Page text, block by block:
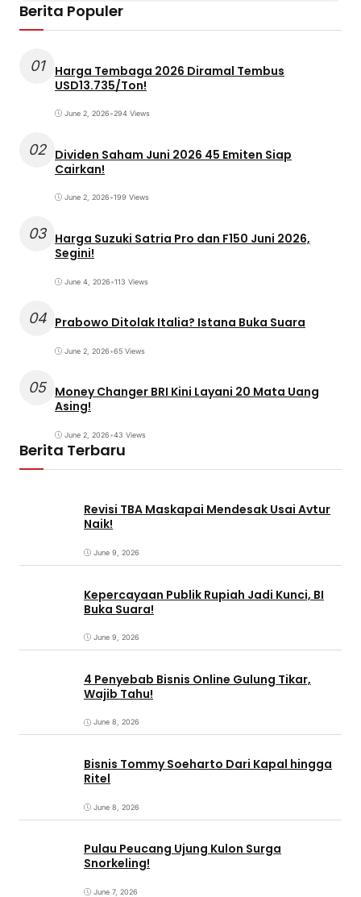
Berita Populer
01
Harga Tembaga 2026 Diramal Tembus
USD13.735/Ton!
June 2, 2026•294 Views
02 Dividen Saham Juni 2026 45 Emiten Siap
Cairkan!
June 2, 2026•199 Views
03 Harga Suzuki Satria Pro dan F150 Juni 2026,
Segini!
June 4, 2026•113 Views
04 Prabowo Ditolak Italia? Istana Buka Suara
June 2, 2026•65 Views
05 Money Changer BRI Kini Layani 20 Mata Uang
Asing!
June 2, 2026•43 Views
Berita Terbaru
Revisi TBA Maskapai Mendesak Usai Avtur
Naik!
June 9, 2026
Kepercayaan Publik Rupiah Jadi Kunci, BI
Buka Suara!
June 9, 2026
4 Penyebab Bisnis Online Gulung Tikar,
Wajib Tahu!
June 8, 2026
Bisnis Tommy Soeharto Dari Kapal hingga
Ritel
June 8, 2026
Pulau Peucang Ujung Kulon Surga
Snorkeling!
June 7, 2026